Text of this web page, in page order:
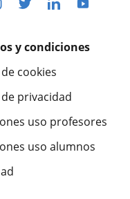
y condiciones
cookies
privacidad
uso profesores
uso alumnos